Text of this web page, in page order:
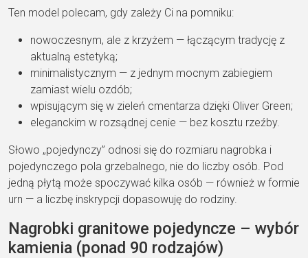
Ten model polecam, gdy zależy Ci na pomniku:
nowoczesnym, ale z krzyżem — łączącym tradycję z
aktualną estetyką;
minimalistycznym — z jednym mocnym zabiegiem
zamiast wielu ozdób;
wpisującym się w zieleń cmentarza dzięki Oliver Green;
eleganckim w rozsądnej cenie — bez kosztu rzeźby.
Słowo „pojedynczy” odnosi się do rozmiaru nagrobka i
pojedynczego pola grzebalnego, nie do liczby osób. Pod
jedną płytą może spoczywać kilka osób — również w formie
urn — a liczbę inskrypcji dopasowuję do rodziny.
Nagrobki granitowe pojedyncze – wybór
kamienia (ponad 90 rodzajów)